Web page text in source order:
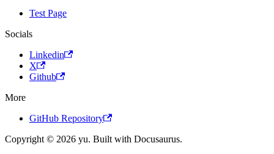
Test Page
Socials
Linkedin
X
Github
More
GitHub Repository
Copyright © 2026 yu. Built with Docusaurus.